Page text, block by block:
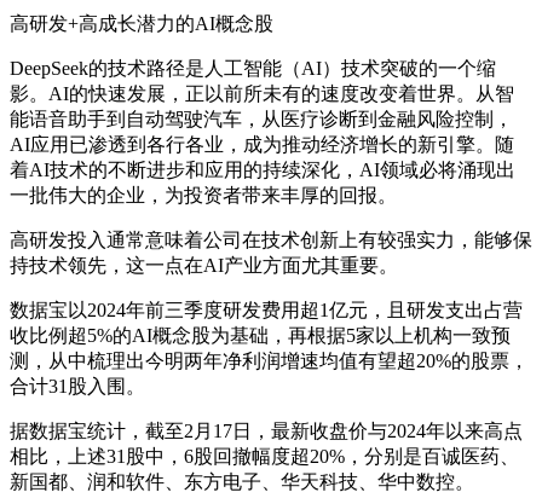
高研发+高成长潜力的AI概念股
DeepSeek的技术路径是人工智能（AI）技术突破的一个缩
影。AI的快速发展，正以前所未有的速度改变着世界。从智
能语音助手到自动驾驶汽车，从医疗诊断到金融风险控制，
AI应用已渗透到各行各业，成为推动经济增长的新引擎。随
着AI技术的不断进步和应用的持续深化，AI领域必将涌现出
一批伟大的企业，为投资者带来丰厚的回报。
高研发投入通常意味着公司在技术创新上有较强实力，能够保
持技术领先，这一点在AI产业方面尤其重要。
数据宝以2024年前三季度研发费用超1亿元，且研发支出占营
收比例超5%的AI概念股为基础，再根据5家以上机构一致预
测，从中梳理出今明两年净利润增速均值有望超20%的股票，
合计31股入围。
据数据宝统计，截至2月17日，最新收盘价与2024年以来高点
相比，上述31股中，6股回撤幅度超20%，分别是百诚医药、
新国都、润和软件、东方电子、华天科技、华中数控。